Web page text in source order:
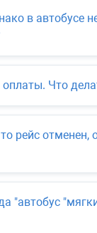
в автобусе
Что
рейс отменен,
"автобус